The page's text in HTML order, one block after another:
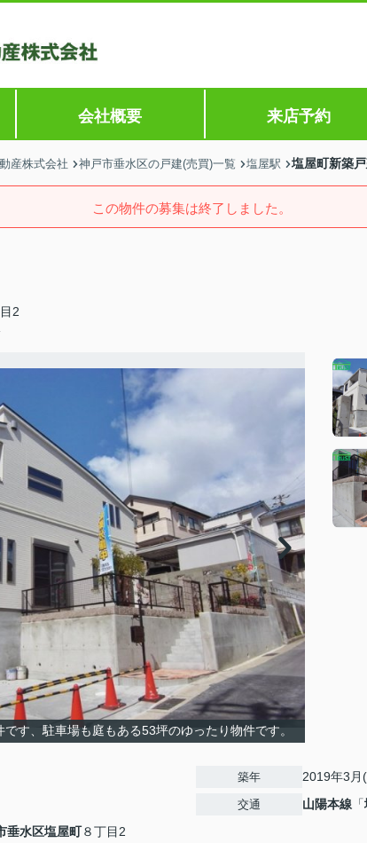
会社概要 来店予約
産株式会社 神戸市垂水区の戸建(売買)一覧 塩屋駅 塩屋町新築
この物件の募集は終了しました。
2
す、駐車場も庭もある53坪のゆったり物件です。
垂水区塩屋町８丁目2
築年 2019年3月
交通 山陽本線 「